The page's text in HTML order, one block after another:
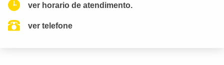
ver horario de atendimento.
ver telefone